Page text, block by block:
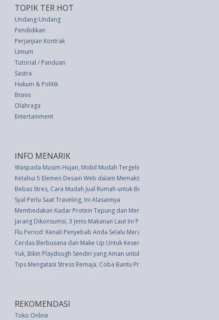
TOPIK TER HOT
Undang-Undang
Pendidikan
Perjanjian Kontrak
Umum
Tutorial / Panduan
Sastra
Hukum & Politik
Bisnis
Olahraga
Entertainment
INFO MENARIK
Waspada Musim Hujan, Mobil Mudah Tergelincir
Ketahui 5 Elemen Desain Web dalam Memaksimalkan Penjualan Online
Bebas Stres, Cara Mudah Jual Rumah untuk Beli Rumah yang Baru
Syal Perlu Saat Traveling, Ini Alasannya
Membedakan Kadar Protein Tepung dan Membuat Nasi Pulen
Jarang Dikonsumsi, 3 Jenis Makanan Laut Ini Patut Dicoba Lho!
Flu Period: Kenali Penyebab Anda Selalu Merasa Sakit Jelang Menstruasi?
Cerdas Berbusana dan Make Up Untuk Kesempurnaan
Yuk, Bikin Playdough Sendiri yang Aman untuk Anak
Tips Mengatasi Stress Remaja, Coba Bantu Praktikkan Mindfulness
REKOMENDASI
Toko Online